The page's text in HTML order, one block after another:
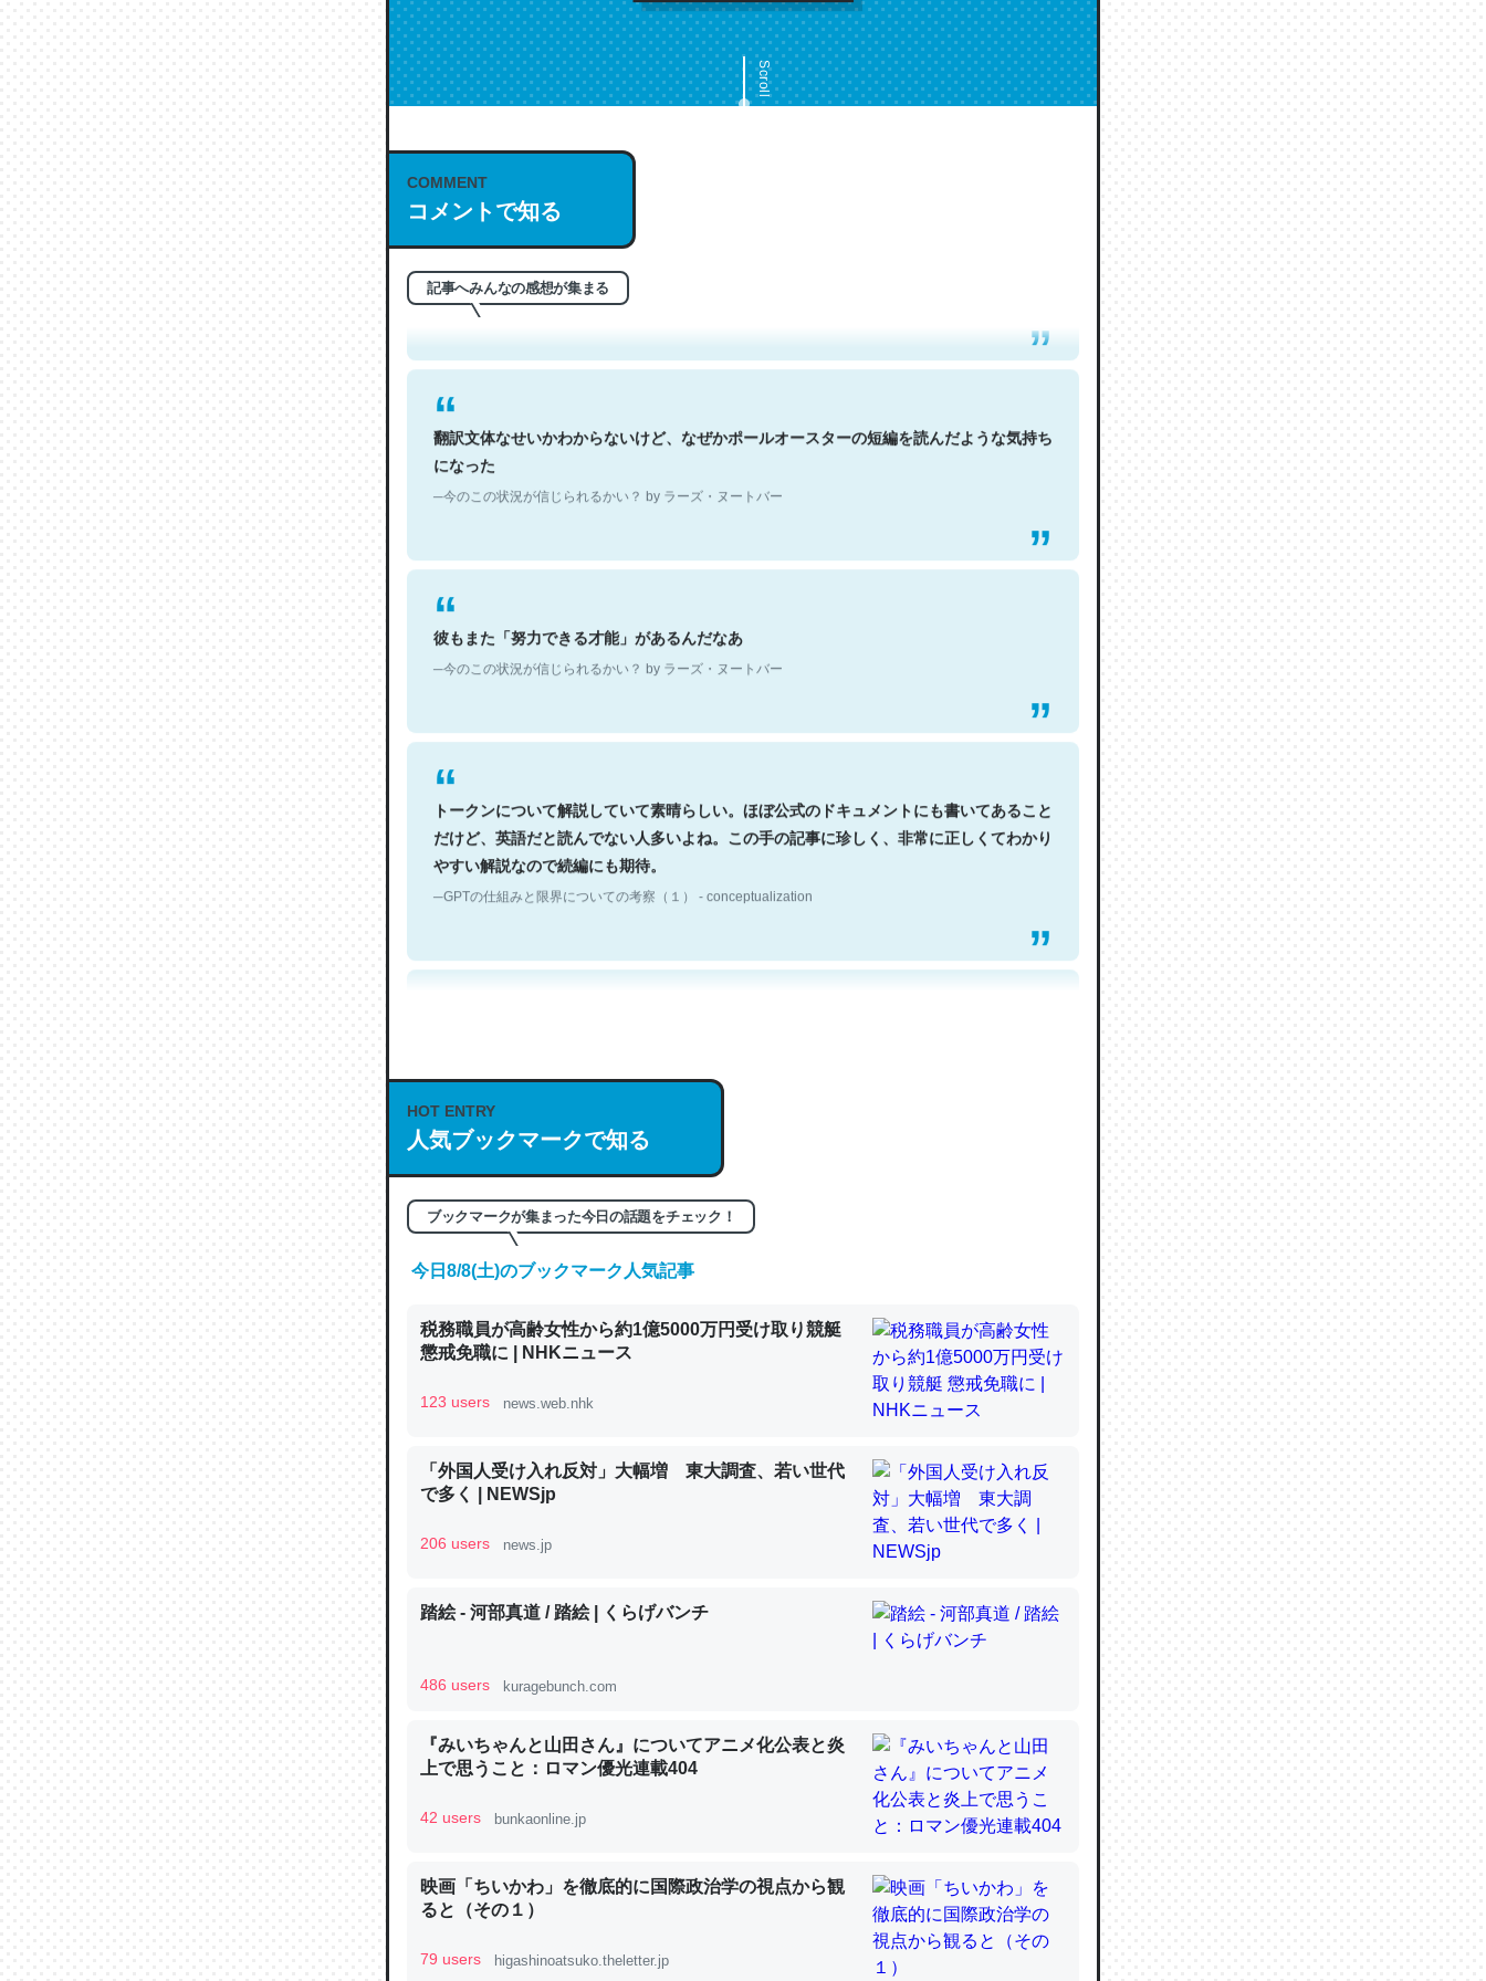
Scroll
COMMENT
コメントで知る
記事へみんなの感想が集まる
これは名文。彼はとてもクレバーなんだろうなと凄く思う。英語少しでも読める人は原文
もお勧め。自分はこの流れ好き。Let’s Fucking Go. Then Covid hit. Shit.
─今のこの状況が信じられるかい？ by ラーズ・ヌートバー
翻訳文体なせいかわからないけど、なぜかポールオースターの短編を読んだような気持ち
になった
─今のこの状況が信じられるかい？ by ラーズ・ヌートバー
彼もまた「努力できる才能」があるんだなあ
─今のこの状況が信じられるかい？ by ラーズ・ヌートバー
トークンについて解説していて素晴らしい。ほぼ公式のドキュメントにも書いてあること
だけど、英語だと読んでない人多いよね。この手の記事に珍しく、非常に正しくてわかり
やすい解説なので続編にも期待。
─GPTの仕組みと限界についての考察（１） - conceptualization
これは良記事。32768トークンだと英語小説100ページ分くらい。小説でいう「ずっと前
の伏線」は回収されないけど、短期記憶というには多い分量。進化すればするほど分かり
やすく強くなりそう
の600分の1程度。
─ニュース :: 【研究発表】昆虫学の大問題＝「昆虫はなぜ海にいないのか」に関する新仮説
論文では「淡水はカルシウムも酸素も不足してて両方に不利だから両方が拮抗してるので
チンを強化してる筈だが、酵素が違うのか？
─ニュース :: 【研究発表】昆虫学の大問題＝「昆虫はなぜ海にいないのか」に関する新仮説
これを元に考えるとカルシウムを大量に使う脊椎動物と貝類は苦労してるんだな…。腹足
類だと殻を無くしてナメクジになったり努力してるし。
─ニュース :: 【研究発表】昆虫学の大問題＝「昆虫はなぜ海にいないのか」に関する新仮説
HOT ENTRY
人気ブックマークで知る
ブックマークが集まった今日の話題をチェック！
今日8/8(土)のブックマーク人気記事
税務職員が高齢女性から約1億5000万円受け取り競艇
懲戒免職に | NHKニュース
123 users news.web.nhk
「外国人受け入れ反対」大幅増 東大調査、若い世代
で多く | NEWSjp
206 users news.jp
踏絵 - 河部真道 / 踏絵 | くらげバンチ
486 users kuragebunch.com
『みいちゃんと山田さん』についてアニメ化公表と炎
上で思うこと：ロマン優光連載404
42 users bunkaonline.jp
映画「ちいかわ」を徹底的に国際政治学の視点から観
ると（その１）
79 users higashinoatsuko.theletter.jp